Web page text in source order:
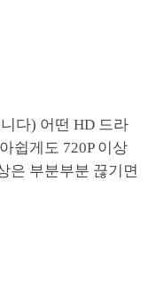
다) 어떤 HD 드라
쉽게도 720P 이상
은 부분부분 끊기면